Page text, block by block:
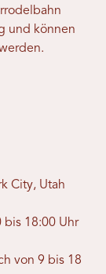
und können
City, Utah
bis 18:00 Uhr
von 9 bis 18